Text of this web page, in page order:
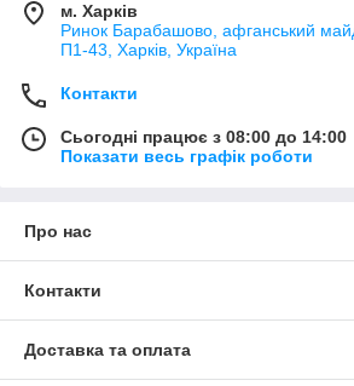
м. Харків
Ринок Барабашово, афганський
П1-43, Харків, Україна
Контакти
Сьогодні працює з 08:00 до 14:00
Показати весь графік роботи
Про нас
Контакти
Доставка та оплата